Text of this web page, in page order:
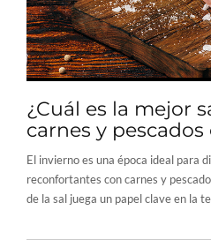
¿Cuál es la mejor
carnes y
El invierno es una época ideal para
reconfortantes con carnes y
de la sal juega un papel clave en la